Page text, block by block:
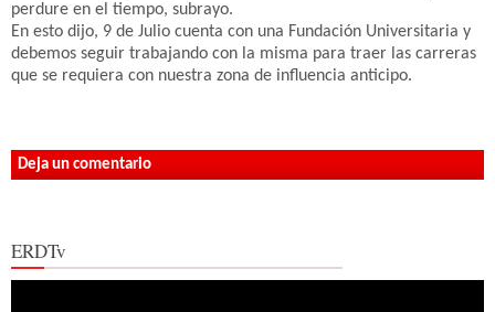
perdure en el tiempo, subrayo.
En esto dijo, 9 de Julio cuenta con una Fundación Universitaria y
debemos seguir trabajando con la misma para traer las carreras
que se requiera con nuestra zona de influencia anticipo.
Deja un comentario
ERDTv